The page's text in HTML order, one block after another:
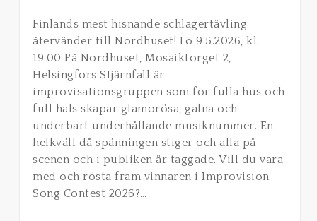
Finlands mest hisnande schlagertävling
återvänder till Nordhuset! Lö 9.5.2026, kl.
19:00 På Nordhuset, Mosaiktorget 2,
Helsingfors Stjärnfall är
improvisationsgruppen som för fulla hus och
full hals skapar glamorösa, galna och
underbart underhållande musiknummer. En
helkväll då spänningen stiger och alla på
scenen och i publiken är taggade. Vill du vara
med och rösta fram vinnaren i Improvision
Song Contest 2026?…